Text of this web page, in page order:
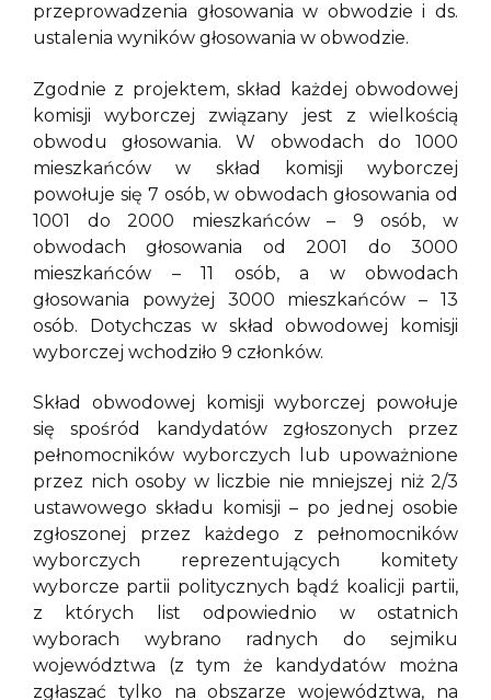
przeprowadzenia głosowania w obwodzie i ds.
ustalenia wyników głosowania w obwodzie.
Zgodnie z projektem, skład każdej obwodowej
komisji wyborczej związany jest z wielkością
obwodu głosowania. W obwodach do 1000
mieszkańców w skład komisji wyborczej
powołuje się 7 osób, w obwodach głosowania od
1001 do 2000 mieszkańców – 9 osób, w
obwodach głosowania od 2001 do 3000
mieszkańców – 11 osób, a w obwodach
głosowania powyżej 3000 mieszkańców – 13
osób. Dotychczas w skład obwodowej komisji
wyborczej wchodziło 9 członków.
Skład obwodowej komisji wyborczej powołuje
się spośród kandydatów zgłoszonych przez
pełnomocników wyborczych lub upoważnione
przez nich osoby w liczbie nie mniejszej niż 2/3
ustawowego składu komisji – po jednej osobie
zgłoszonej przez każdego z pełnomocników
wyborczych reprezentujących komitety
wyborcze partii politycznych bądź koalicji partii,
z których list odpowiednio w ostatnich
wyborach wybrano radnych do sejmiku
województwa (z tym że kandydatów można
zgłaszać tylko na obszarze województwa, na